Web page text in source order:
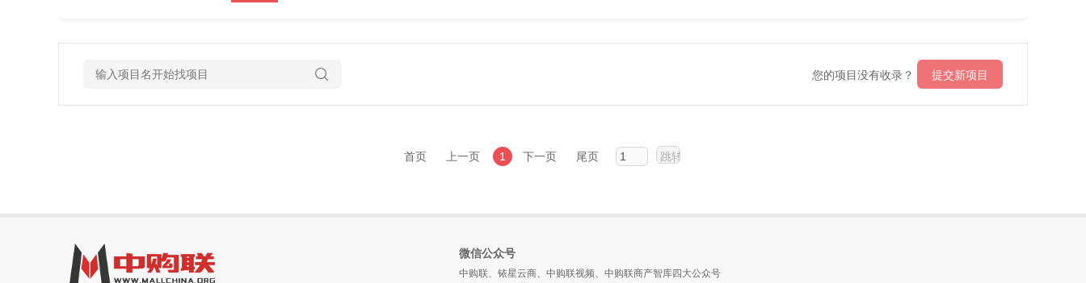
您的项目没有收录？ 提交新项目
首页 上一页 1 下一页 尾页
微信公众号
中购联、铱星云商、中购联视频、中购联商产智库四大公众号